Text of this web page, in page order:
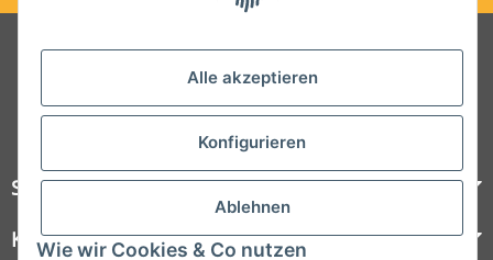
Alle akzeptieren
Konfigurieren
Ablehnen
Wie wir Cookies & Co nutzen
Folgt uns auf Social Media
Steelboxx
Kundenservice